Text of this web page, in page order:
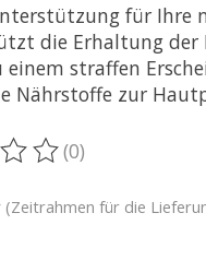
für Ihre
die Erhaltung
straffen
Nährstoffe zur
dieses Produkts ist
(0)
(Zeitrahmen für die